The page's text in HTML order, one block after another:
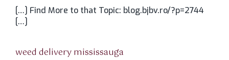
[…] Find More to that Topic: blog.bjbv.ro/?p=2744
[…]
weed delivery mississauga